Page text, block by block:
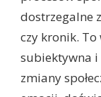
dostrzegalne
czy kronik. To
subiektywna
zmiany